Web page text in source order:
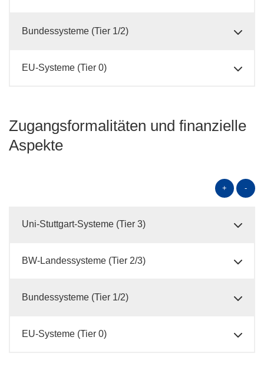
Bundessysteme (Tier 1/2)
EU-Systeme (Tier 0)
Zugangsformalitäten und finanzielle
Aspekte
+ -
Uni-Stuttgart-Systeme (Tier 3)
BW-Landessysteme (Tier 2/3)
Bundessysteme (Tier 1/2)
EU-Systeme (Tier 0)